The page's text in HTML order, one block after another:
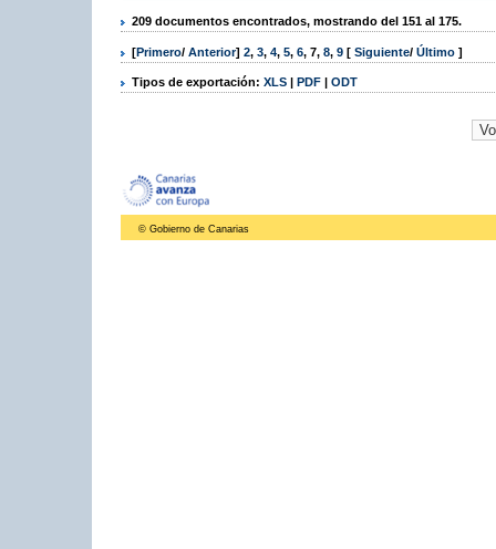
209 documentos encontrados, mostrando del 151 al 175.
[Primero/ Anterior] 2, 3, 4, 5, 6, 7, 8, 9 [ Siguiente/ Último ]
Tipos de exportación: XLS | PDF | ODT
© Gobierno de Canarias